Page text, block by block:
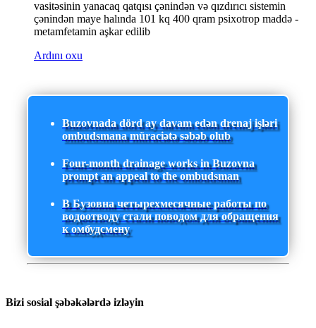
vasitəsinin yanacaq qatqısı çənindən və qızdırıcı sistemin
çənindən maye halında 101 kq 400 qram psixotrop maddə -
metamfetamin aşkar edilib
Ardını oxu
Buzovnada dörd ay davam edən drenaj işləri
ombudsmana müraciətə səbəb olub
Four-month drainage works in Buzovna
prompt an appeal to the ombudsman
В Бузовна четырехмесячные работы по
водоотводу стали поводом для обращения
к омбудсмену
Bizi sosial şəbəkələrdə izləyin